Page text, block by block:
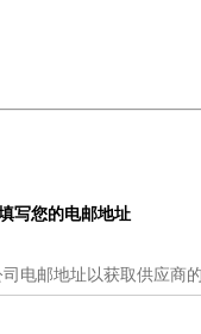
写您的电邮地址
电邮地址以获取供应商